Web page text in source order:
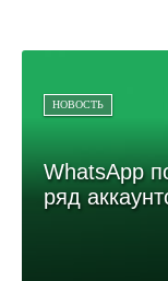
НОВОСТЬ
WhatsApp
ряд